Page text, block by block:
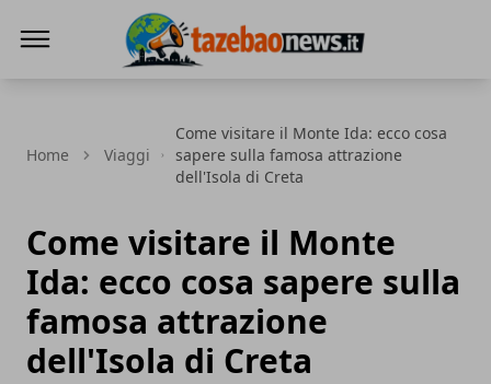
Home Viaggi
Come visitare il Monte Ida: ecco cosa
sapere sulla famosa attrazione
dell'Isola di Creta
Come visitare il Monte
Ida: ecco cosa sapere sulla
famosa attrazione
dell'Isola di Creta